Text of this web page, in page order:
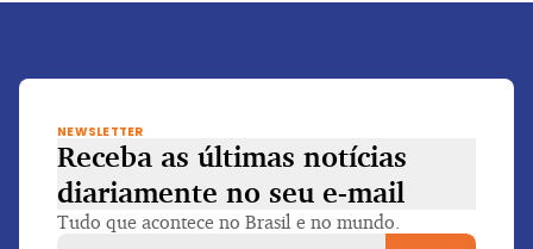
NEWSLETTER
Receba as últimas notícias
diariamente no seu e-mail
Tudo que acontece no Brasil e no mundo.